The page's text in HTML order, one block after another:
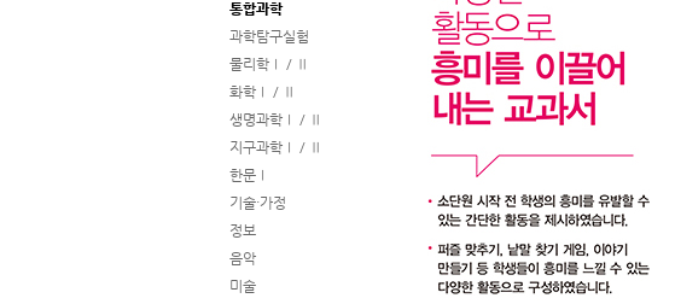
통합과학
과학탐구실험
물리학Ⅰ / Ⅱ
화학Ⅰ / Ⅱ
생명과학Ⅰ / Ⅱ
지구과학Ⅰ / Ⅱ
한문Ⅰ
기술·가정
정보
음악
미술